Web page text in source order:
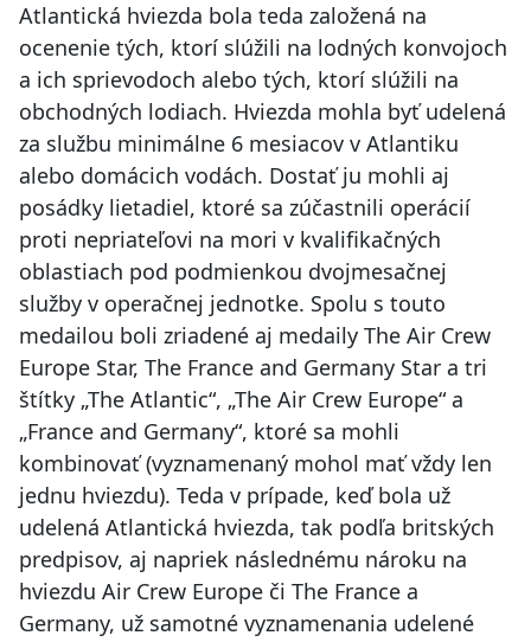
Atlantická hviezda bola teda založená na
ocenenie tých, ktorí slúžili na lodných konvojoch
a ich sprievodoch alebo tých, ktorí slúžili na
obchodných lodiach. Hviezda mohla byť udelená
za službu minimálne 6 mesiacov v Atlantiku
alebo domácich vodách. Dostať ju mohli aj
posádky lietadiel, ktoré sa zúčastnili operácií
proti nepriateľovi na mori v kvalifikačných
oblastiach pod podmienkou dvojmesačnej
služby v operačnej jednotke. Spolu s touto
medailou boli zriadené aj medaily The Air Crew
Europe Star, The France and Germany Star a tri
štítky „The Atlantic“, „The Air Crew Europe“ a
„France and Germany“, ktoré sa mohli
kombinovať (vyznamenaný mohol mať vždy len
jednu hviezdu). Teda v prípade, keď bola už
udelená Atlantická hviezda, tak podľa britských
predpisov, aj napriek následnému nároku na
hviezdu Air Crew Europe či The France a
Germany, už samotné vyznamenania udelené